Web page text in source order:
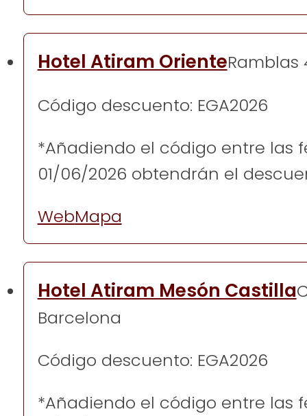
Hotel Atiram OrienteRamblas
Código descuento: EGA2026
*Añadiendo el código entre las
01/06/2026 obtendrán el
WebMapa
Hotel Atiram Mesón Castilla
Barcelona
Código descuento: EGA2026
*Añadiendo el código entre las